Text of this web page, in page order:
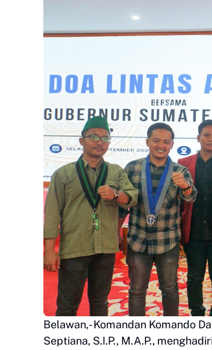
Belawan,- Komandan Komando
Septiana, S.I.P., M.A.P.,